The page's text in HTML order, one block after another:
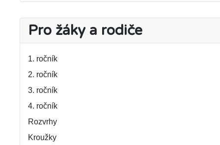
Pro žáky a rodiče
1. ročník
2. ročník
3. ročník
4. ročník
Rozvrhy
Kroužky